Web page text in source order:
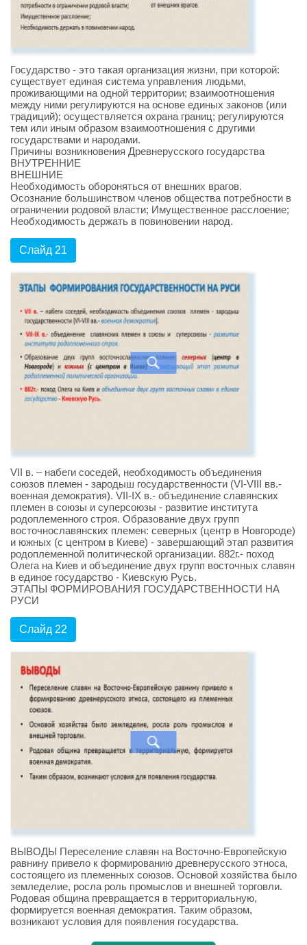
Государство - это такая организация жизни, при которой:
существует единая система управления людьми,
проживающими на одной территории; взаимоотношения
между ними регулируются на основе единых законов (или
традиций); осуществляется охрана границ; регулируются
тем или иным образом взаимоотношения с другими
государствами и народами.
Причины возникновения Древнерусского государства
ВНУТРЕННИЕ
ВНЕШНИЕ
Необходимость обороняться от внешних врагов.
Осознание большинством членов общества потребности в
ограничении родовой власти; Имущественное расслоение;
Необходимость держать в повиновении народ.
Слайд 21
VII в. – набеги соседей, необходимость объединения
союзов племен - зародыш государственности (VI-VIII вв.-
военная демократия). VII-IX в.- объединение славянских
племен в союзы и суперсоюзы - развитие института
родоплеменного строя. Образование двух групп
восточнославянских племен: северных (центр в Новгороде)
и южных (с центром в Киеве) - завершающий этап развития
родоплеменной политической организации. 882г.- поход
Олега на Киев и объединение двух групп восточных славян
в единое государство - Киевскую Русь.
ЭТАПЫ ФОРМИРОВАНИЯ ГОСУДАРСТВЕННОСТИ НА
РУСИ
Слайд 22
ВЫВОДЫ Переселение славян на Восточно-Европейскую
равнину привело к формированию древнерусского этноса,
состоящего из племенных союзов. Основой хозяйства было
земледелие, росла роль промыслов и внешней торговли.
Родовая община превращается в территориальную,
формируется военная демократия. Таким образом,
возникают условия для появления государства.